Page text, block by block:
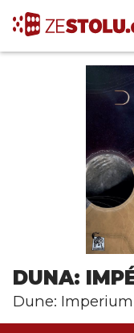
DUNA:
Dune: Imperium